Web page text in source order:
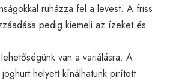
ruházza fel a levest. A friss
pedig kiemeli az ízeket és
van a variálásra. A
helyett kínálhatunk pirított